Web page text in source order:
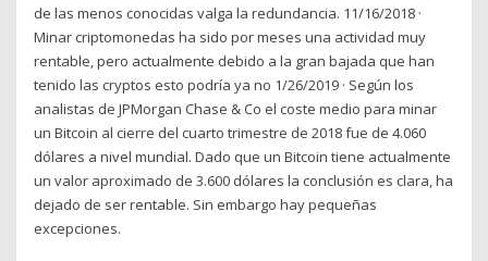
de las menos conocidas valga la redundancia. 11/16/2018 ·
Minar criptomonedas ha sido por meses una actividad muy
rentable, pero actualmente debido a la gran bajada que han
tenido las cryptos esto podría ya no 1/26/2019 · Según los
analistas de JPMorgan Chase & Co el coste medio para minar
un Bitcoin al cierre del cuarto trimestre de 2018 fue de 4.060
dólares a nivel mundial. Dado que un Bitcoin tiene actualmente
un valor aproximado de 3.600 dólares la conclusión es clara, ha
dejado de ser rentable. Sin embargo hay pequeñas
excepciones.